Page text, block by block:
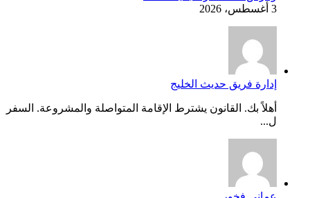
3 أغسطس، 2026
إدارة فريق حديث الخليج
أهلاً بك. القانون يشترط الإقامة المتواصلة والمشروعة. السفر
ل...